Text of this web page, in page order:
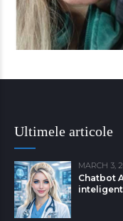
Ultimele articole
MARCH 3,
Chatbot